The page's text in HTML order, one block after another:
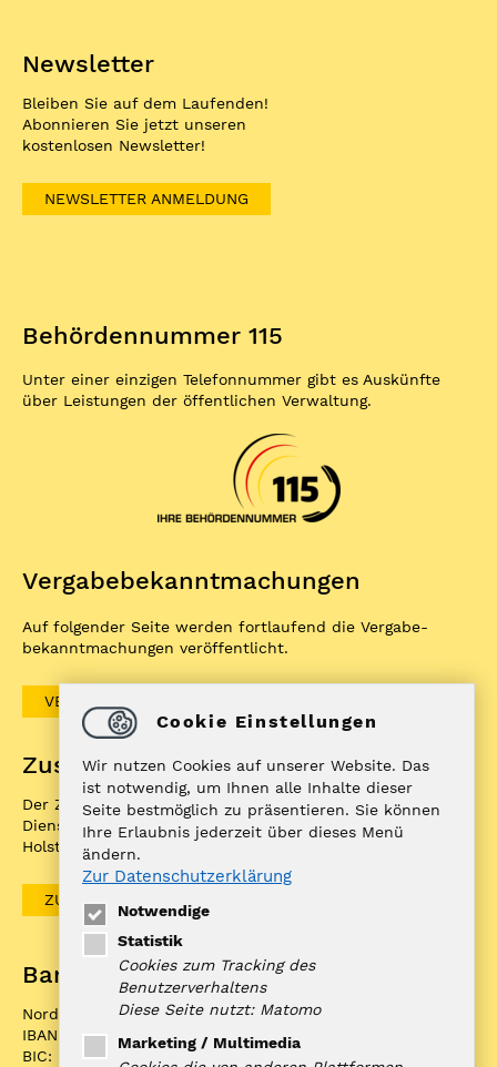
Newsletter
Bleiben Sie auf dem Laufenden!
Abonnieren Sie jetzt unseren
kostenlosen Newsletter!
NEWSLETTER ANMELDUNG
Behördennummer 115
Unter einer einzigen Telefonnummer gibt es Auskünfte
über Leistungen der öffentlichen Verwaltung.
Vergabe­bekannt­machungen
Auf folgender Seite werden fortlaufend die Vergabe­
bekannt­machungen veröffentlicht.
VERGABEBEKANNTMACHUNGEN
Zuständigkeitenfinder
Der ZuFiSH ist ein Informations­portal rund um
Dienstleistungen, die die öffentliche Hand in Schleswig-
Holstein Ihnen als BürgerIn anbietet.
ZUFISH
Bankverbindung
Nord-Ostsee Sparkasse
IBAN: DE10 2175 0000 0070 0321 98
BIC: NOLADE21NOS
Cookie Einstellungen
Wir nutzen Cookies auf unserer Website. Das
ist notwendig, um Ihnen alle Inhalte dieser
Seite bestmöglich zu präsentieren. Sie können
Ihre Erlaubnis jederzeit über dieses Menü
ändern.
Zur Datenschutzerklärung
Notwendige
Statistik
Cookies zum Tracking des
Benutzerverhaltens
Diese Seite nutzt: Matomo
Marketing / Multimedia